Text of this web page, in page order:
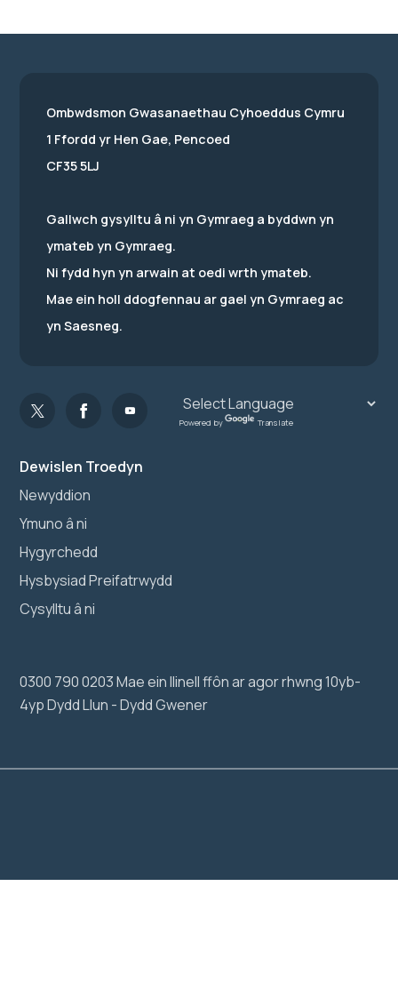
Dewislen Troedyn
Newyddion
Ymuno â ni
Hygyrchedd
Hysbysiad Preifatrwydd
Cysylltu â ni
0300 790 0203 Mae ein llinell ffôn ar agor rhwng 10yb-
4yp Dydd Llun - Dydd Gwener
Ombwdsmon Gwasanaethau Cyhoeddus Cymru
1 Ffordd yr Hen Gae, Pencoed
CF35 5LJ
Gallwch gysylltu â ni yn Gymraeg a byddwn yn
ymateb yn Gymraeg.
Ni fydd hyn yn arwain at oedi wrth ymateb.
Mae ein holl ddogfennau ar gael yn Gymraeg ac
yn Saesneg.
Powered by Translate